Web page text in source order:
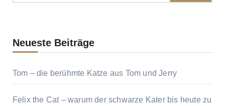
Neueste Beiträge
Tom – die berühmte Katze aus Tom und Jerry
Felix the Cat – warum der schwarze Kater bis heute zu